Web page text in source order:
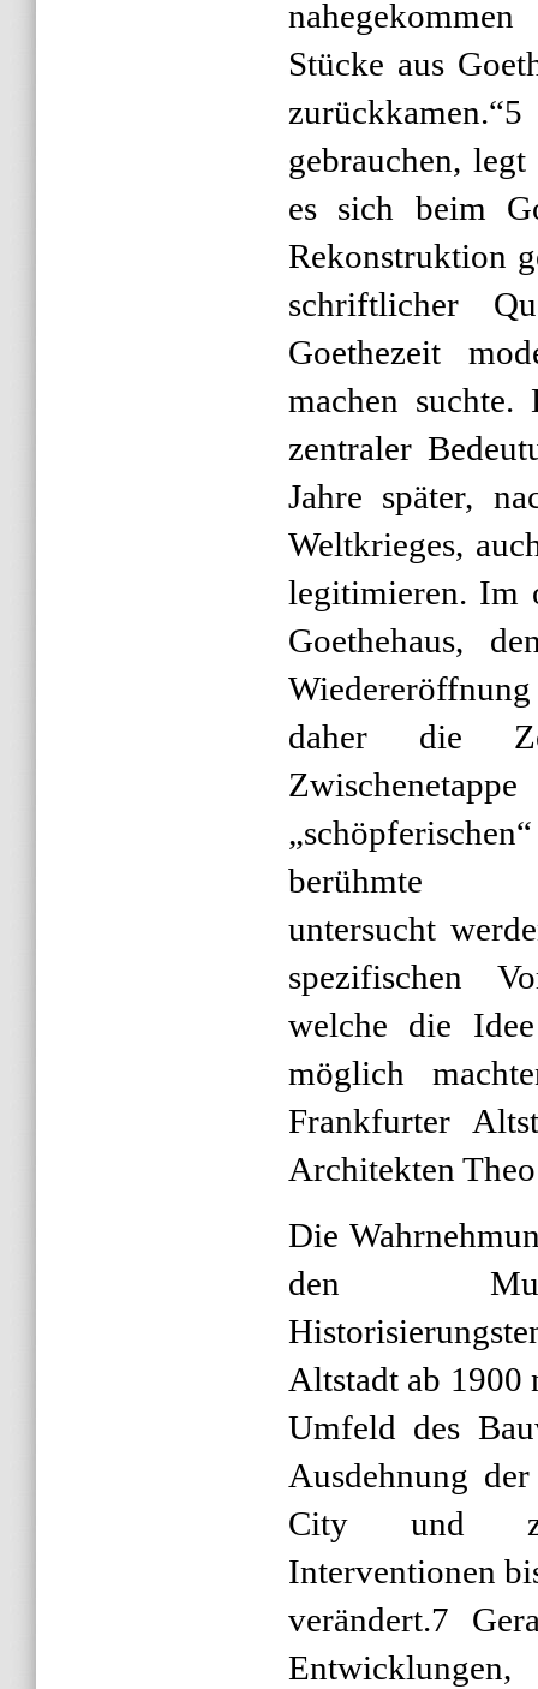
Stücke aus
gebrauchen,
es sich beim
Rekonstruktion
schriftlicher
Goethezeit
machen suchte.
zentraler
Jahre später,
Weltkrieges,
legitimieren. Im
Goethehaus,
daher die
berühmte
untersucht
spezifischen
welche die
möglich
Frankfurter
Architekten
Die
den
Altstadt ab 1900
Umfeld des
Ausdehnung
City und
Interventionen
verändert.7